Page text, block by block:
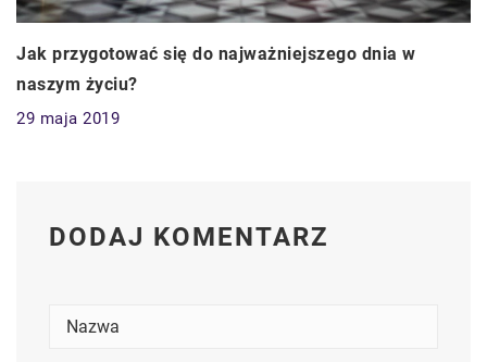
Jak przygotować się do najważniejszego dnia w
naszym życiu?
29 maja 2019
DODAJ KOMENTARZ